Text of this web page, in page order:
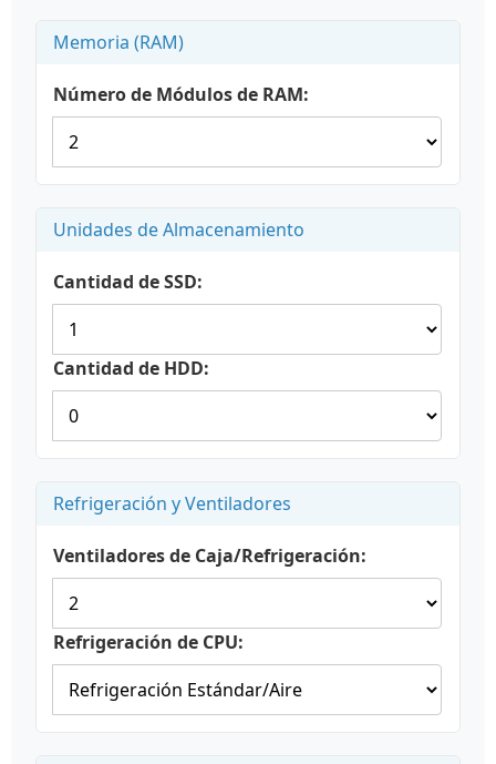
Memoria (RAM)
Número de Módulos de RAM:
Unidades de Almacenamiento
Cantidad de SSD:
Cantidad de HDD:
Refrigeración y Ventiladores
Ventiladores de Caja/Refrigeración:
Refrigeración de CPU: